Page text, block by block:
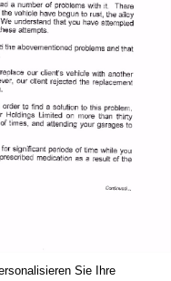
Sie Ihre